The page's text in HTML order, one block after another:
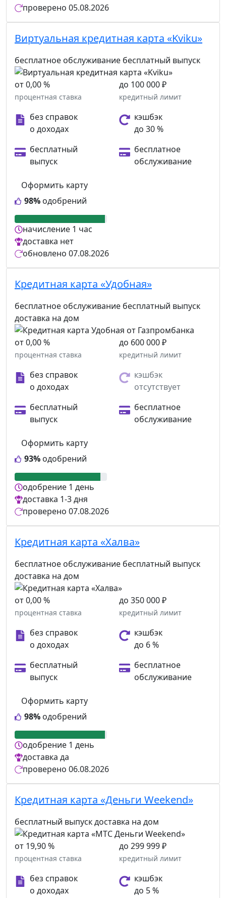
проверено 05.08.2026
Виртуальная кредитная карта «Kviku»
бесплатное обслуживание бесплатный выпуск
от 0,00 %
процентная ставка
до 100 000 ₽
кредитный лимит
без справок
о доходах
кэшбэк
до 30 %
бесплатный
выпуск
бесплатное
обслуживание
98% одобрений
Оформить карту
начисление 1 час
доставка нет
обновлено 07.08.2026
Кредитная карта «Удобная»
бесплатное обслуживание бесплатный выпуск
доставка на дом
от 0,00 %
процентная ставка
до 600 000 ₽
кредитный лимит
без справок
о доходах
кэшбэк
отсутствует
бесплатный
выпуск
бесплатное
обслуживание
93% одобрений
Оформить карту
одобрение 1 день
доставка 1-3 дня
проверено 07.08.2026
Кредитная карта «Халва»
бесплатное обслуживание бесплатный выпуск
доставка на дом
от 0,00 %
процентная ставка
до 350 000 ₽
кредитный лимит
без справок
о доходах
кэшбэк
до 6 %
бесплатный
выпуск
бесплатное
обслуживание
98% одобрений
Оформить карту
одобрение 1 день
доставка да
проверено 06.08.2026
Кредитная карта «Деньги Weekend»
бесплатный выпускдоставка на дом
от 19,90 %
процентная ставка
до 299 999 ₽
кредитный лимит
без справок
о доходах
кэшбэк
до 5 %